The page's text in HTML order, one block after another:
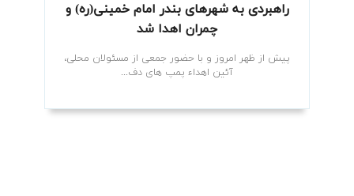
راهبردی به شهرهای بندر امام خمینی(ره) و
چمران اهدا شد
پیش از ظهر امروز و با حضور جمعی از مسئولان محلی،
آئین اهداء پمپ های دف...